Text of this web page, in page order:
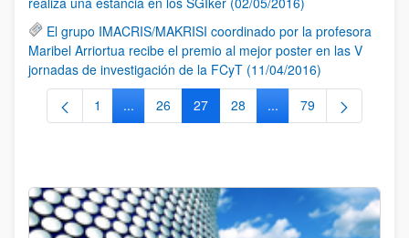
El grupo IMACRIS/MAKRISI coordinado por la profesora
Maribel Arriortua recibe el premio al mejor poster en las V
jornadas de investigación de la FCyT (11/04/2016)
Página
1 ...Páginas intermedias Use TAB para desplazarse.
Página
26 Página
27 Página
28 ...Páginas intermedias
Página
79